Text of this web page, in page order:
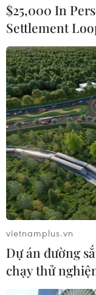
Nhật Bản-
thức ở Trung
03/03/2014 14:05
Các quan chức
luận không chính
thập Đỏ hai nước
$25,000 In
Settlement
vietnamplus.vn
Dự án đường
chạy thử